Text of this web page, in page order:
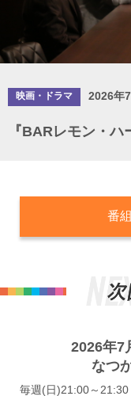
映画・ドラマ 2026年
『BARレモン・ハ
番
2026年7
なつ
毎週(日)21:00～21:30